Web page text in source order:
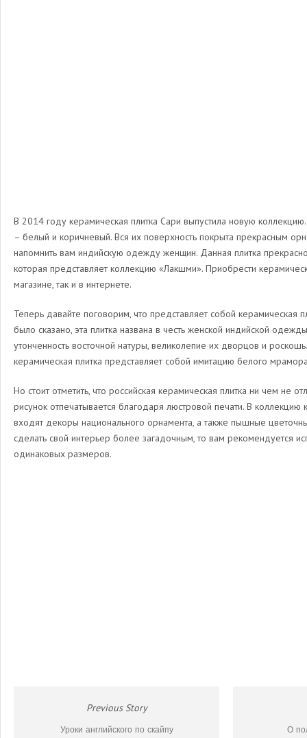
В 2014 году керамическая плитка Сари выпустила новую
– белый и коричневый. Вся их поверхность покрыта прекрасным
напомнить вам индийскую одежду женщин. Данная плитка прекрасно
которая представляет коллекцию «Лакшми». Приобрести
магазине, так и в интернете.
Теперь давайте поговорим, что представляет собой керамическая
было сказано, эта плитка названа в честь женской индийской
утонченность восточной натуры, великолепие их дворцов и
керамическая плитка представляет собой имитацию белого
Но стоит отметить, что российская керамическая плитка ни чем не
рисунок отпечатывается благодаря люстровой печати. В коллекцию
входят декоры национального орнамента, а также пышные
сделать свой интерьер более загадочным, то вам рекомендуется
одинаковых размеров.
Previous Story
Уроки английского по скайпу О